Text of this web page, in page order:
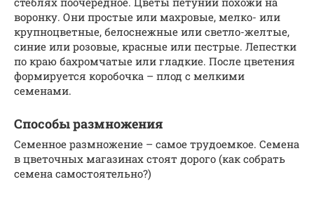
воронку. Они простые или махровые, мелко- или
крупноцветные, белоснежные или светло-желтые,
синие или розовые, красные или пестрые. Лепестки
по краю бахромчатые или гладкие. После цветения
формируется коробочка – плод с мелкими
семенами.
Способы размножения
Семенное размножение – самое трудоемкое. Семена
в цветочных магазинах стоят дорого (как собрать
семена самостоятельно?)